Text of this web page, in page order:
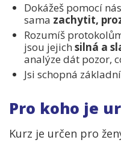
Dokážeš pomocí
sama zachytit,
Rozumíš
jsou jejich silná a
analýze dát pozor,
Jsi schopná
Pro koho je
Kurz je určen pro